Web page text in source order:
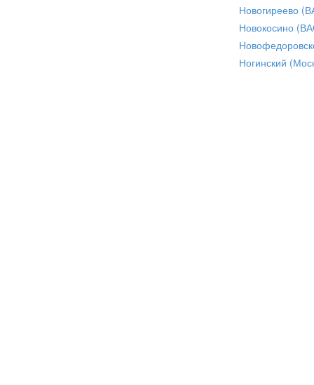
Новогиреево
Новокосино
Ногинский